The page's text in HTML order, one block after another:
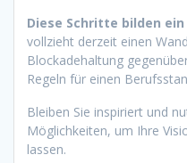
Diese Schritte bilden
vollzieht derzeit einen
Blockadehaltung
Regeln für einen
Bleiben Sie inspiriert und
Möglichkeiten, um Ihre
lassen.